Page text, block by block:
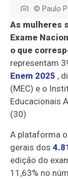
© Paulo
As mulheres
Exame
o que
representam
Enem 2025 ,
(MEC) e o
Educacionais
(30)
A plataforma
gerais dos
edição do
11,63% no